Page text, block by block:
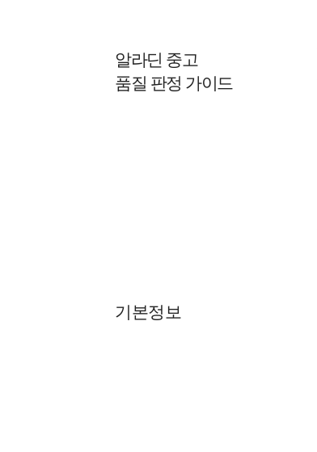
알라딘 중고
품질 판정 가이드
기본정보